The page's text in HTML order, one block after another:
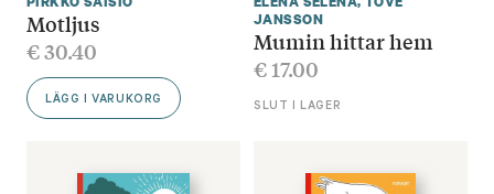
Motljus
€30.40
LÄGG I VARUKORG
JANSSON
Mumin hittar hem
€17.00
SLUT I LAGER